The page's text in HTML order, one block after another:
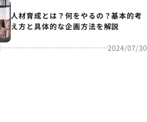
人材育成とは？何をやるの？基本的考
え方と具体的な企画方法を解説
2024/07/30